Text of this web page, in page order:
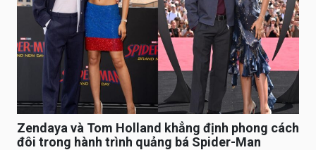
Zendaya và Tom Holland khẳng định phong cách
đôi trong hành trình quảng bá Spider-Man